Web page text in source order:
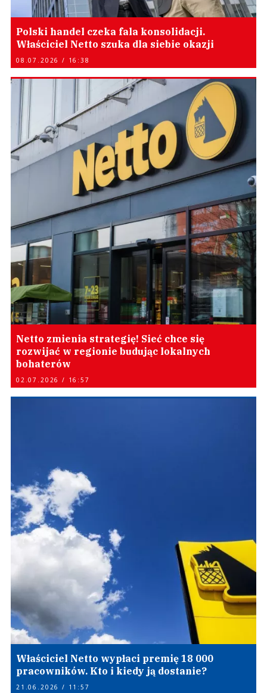
Polski handel czeka fala konsolidacji.
Właściciel Netto szuka dla siebie okazji
08.07.2026 / 16:38
Netto zmienia strategię! Sieć chce się
rozwijać w regionie budując lokalnych
bohaterów
02.07.2026 / 16:57
Właściciel Netto wypłaci premię 18 000
pracowników. Kto i kiedy ją dostanie?
21.06.2026 / 11:57